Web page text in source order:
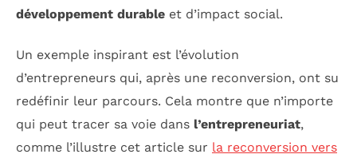
développement durable et d’impact social.
Un exemple inspirant est l’évolution
d’entrepreneurs qui, après une reconversion, ont su
redéfinir leur parcours. Cela montre que n’importe
qui peut tracer sa voie dans l’entrepreneuriat,
comme l’illustre cet article sur la reconversion vers